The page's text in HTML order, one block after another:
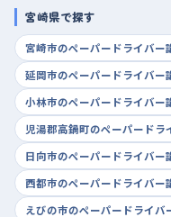
宮崎県で探す
宮崎市のペーパードライバー
延岡市のペーパードライバー
小林市のペーパードライバー
児湯郡高鍋町のペーパードラ
日向市のペーパードライバー
西都市のペーパードライバー
えびの市のペーパードライバ